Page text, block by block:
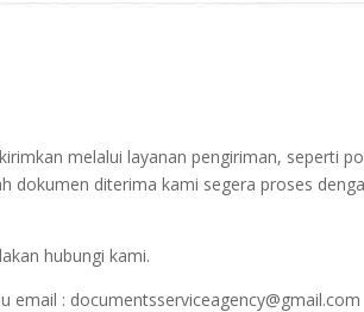
melalui layanan pengiriman, seperti
dokumen diterima kami segera proses
hubungi kami.
email : documentsserviceagency@gmail.com